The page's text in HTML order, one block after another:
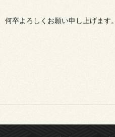
何卒よろしくお願い申し上げます。